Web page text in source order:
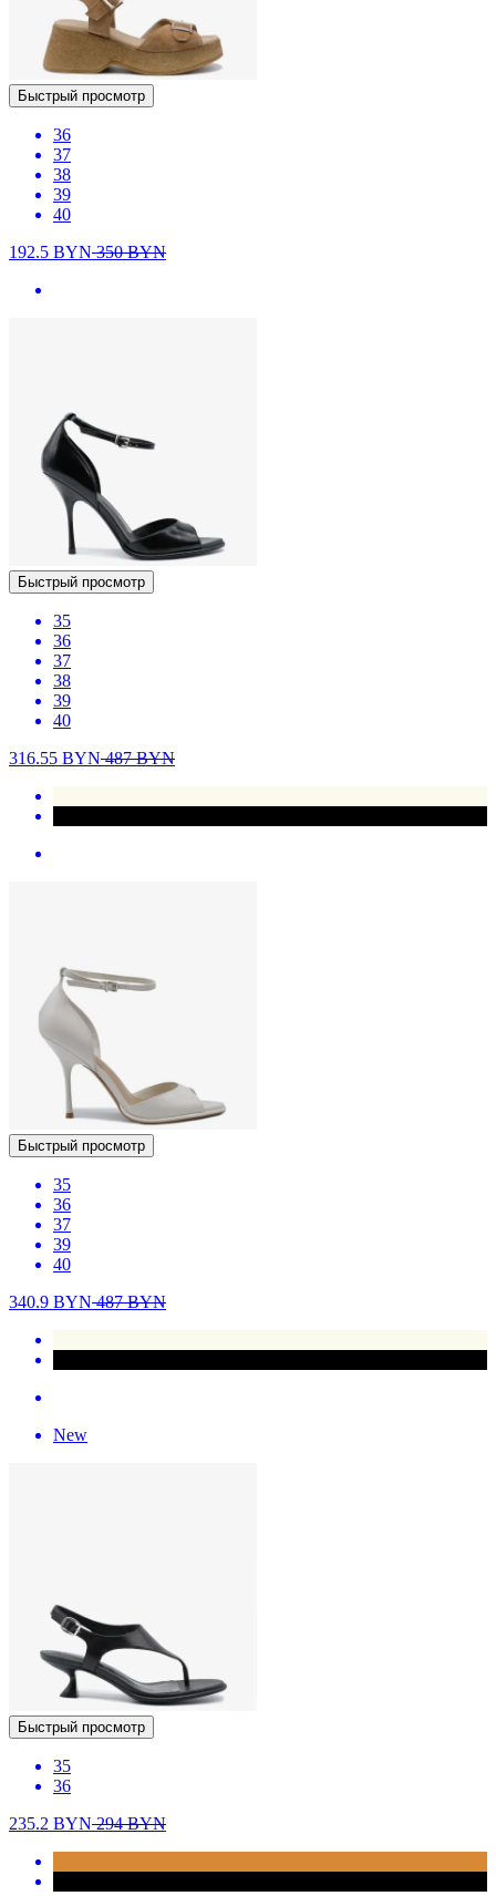
Быстрый просмотр
36
37
38
39
40
192.5 BYN350BYN
Быстрый просмотр
35
36
37
38
39
40
316.55 BYN487BYN
Быстрый просмотр
35
36
37
39
40
340.9 BYN487BYN
New
Быстрый просмотр
35
36
235.2 BYN294BYN